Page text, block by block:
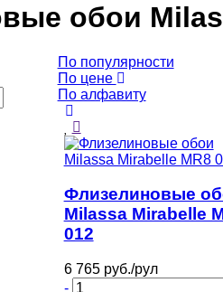
обои
По популярности
По цене
По алфавиту
Флизелиновые
Milassa Mirabelle
012
6 765 руб./рул
-